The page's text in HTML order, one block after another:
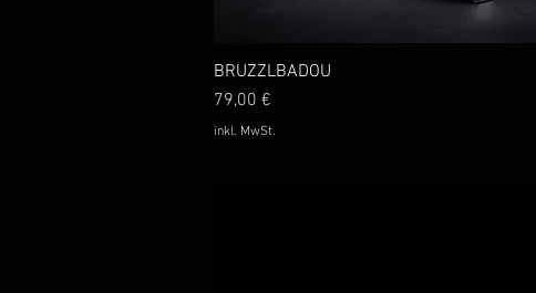
BRUZZLBADOU
Preis
79,00 €
inkl. MwSt.